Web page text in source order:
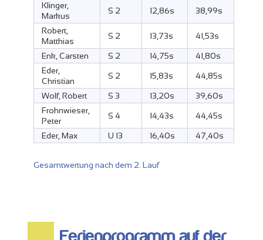
Klinger,
Markus
S 2 12,86s 38,99s
Robert,
Matthias
S 2 13,73s 41,53s
Enk, Carsten S 2 14,75s
41,80s
Eder,
Christian
S 2 15,83s 44,85s
Wolf, Robert S 3 13,20s
39,60s
Frohnwieser,
Peter
S 4 14,43s 44,45s
Eder, Max U 13 16,40s 47,40s
Gesamtwertung nach dem 2. Lauf
Ferienprogramm auf der